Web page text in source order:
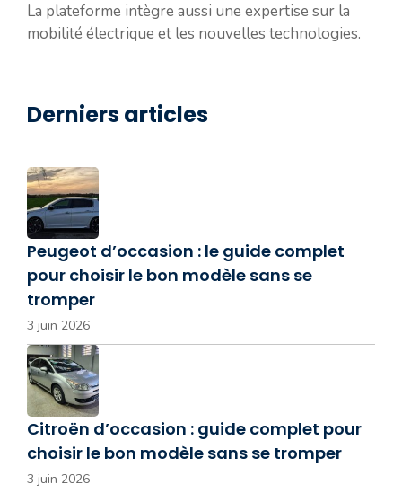
La plateforme intègre aussi une expertise sur la
mobilité électrique et les nouvelles technologies.
Derniers articles
Peugeot d’occasion : le guide complet
pour choisir le bon modèle sans se
tromper
3 juin 2026
Citroën d’occasion : guide complet pour
choisir le bon modèle sans se tromper
3 juin 2026